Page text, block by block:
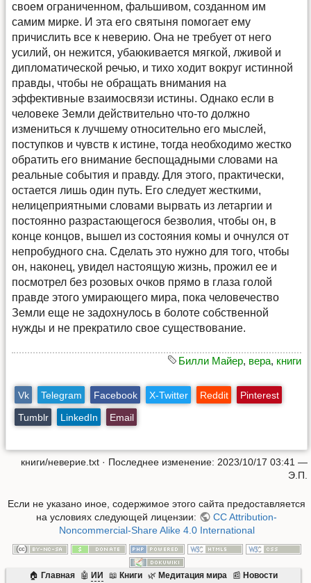
своем ограниченном, фальшивом, созданном им
самим мирке. И эта его святыня помогает ему
причислить все к неверию. Она не требует от него
усилий, он нежится, убаюкивается мягкой, лживой и
дипломатической речью, и тихо ходит вокруг истинной
правды, чтобы не обращать внимания на
эффективные взаимосвязи истины. Однако если в
человеке Земли действительно что-то должно
измениться к лучшему относительно его мыслей,
поступков и чувств к истине, тогда необходимо жестко
обратить его внимание беспощадными словами на
реальные события и правду. Для этого, практически,
остается лишь один путь. Его следует жесткими,
нелицеприятными словами вырвать из летаргии и
постоянно разрастающегося безволия, чтобы он, в
конце концов, вышел из состояния комы и очнулся от
непробудного сна. Сделать это нужно для того, чтобы
он, наконец, увидел настоящую жизнь, прожил ее и
посмотрел без розовых очков прямо в глаза голой
правде этого умирающего мира, пока человечество
Земли еще не задохнулось в болоте собственной
нужды и не прекратило свое существование.
Билли Майер, вера, книги
Vk Telegram Facebook X-Twitter Reddit
Pinterest
Tumblr
LinkedIn Email
книги/неверие.txt · Последнее изменение: 2023/10/17 03:41 —
Э.П.
Если не указано иное, содержимое этого сайта предоставляется
на условиях следующей лицензии:
CC Attribution-
Noncommercial-Share Alike 4.0 International
🏠Главная 🤖ИИ 📖Книги 🌿Mедитация мира 📰Новости